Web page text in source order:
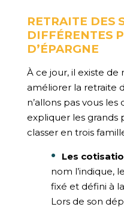
RETRAITE DES
DIFFÉRENTES
D’ÉPARGNE
À ce jour, il existe
améliorer la retraite
n’allons pas vous
expliquer les grands
classer en trois
Les
nom l’indique,
fixé et défini à
Lors de son